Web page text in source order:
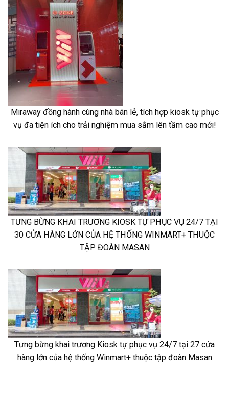
Miraway đồng hành cùng nhà bán lẻ, tích hợp kiosk tự phục
vụ đa tiện ích cho trải nghiệm mua sắm lên tầm cao mới!
TƯNG BỪNG KHAI TRƯƠNG KIOSK TỰ PHỤC VỤ 24/7 TẠI
30 CỬA HÀNG LỚN CỦA HỆ THỐNG WINMART+ THUỘC
TẬP ĐOÀN MASAN
Tưng bừng khai trương Kiosk tự phục vụ 24/7 tại 27 cửa
hàng lớn của hệ thống Winmart+ thuộc tập đoàn Masan